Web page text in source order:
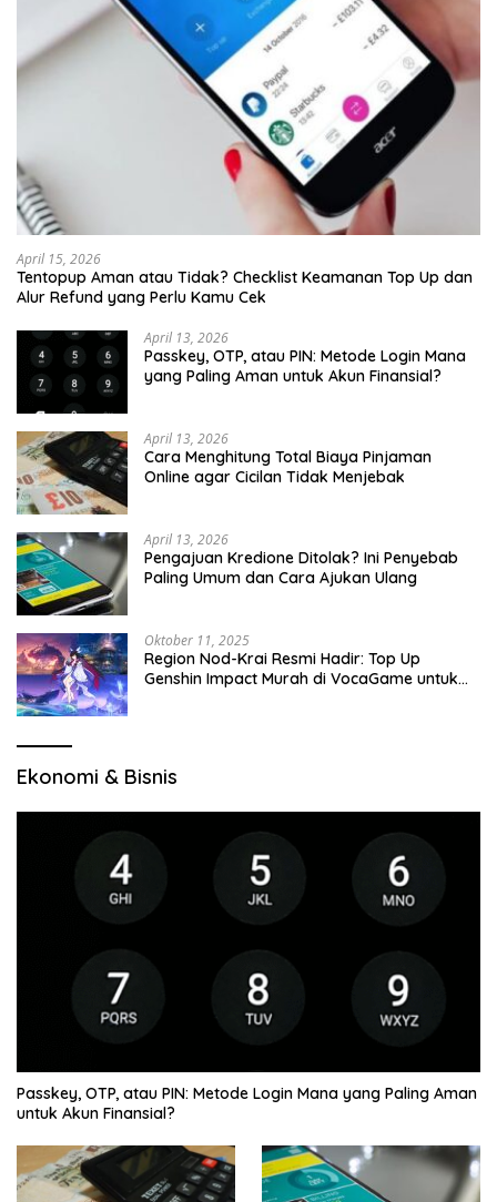
April 15, 2026
Tentopup Aman atau Tidak? Checklist Keamanan Top Up dan
Alur Refund yang Perlu Kamu Cek
April 13, 2026
Passkey, OTP, atau PIN: Metode Login Mana
yang Paling Aman untuk Akun Finansial?
April 13, 2026
Cara Menghitung Total Biaya Pinjaman
Online agar Cicilan Tidak Menjebak
April 13, 2026
Pengajuan Kredione Ditolak? Ini Penyebab
Paling Umum dan Cara Ajukan Ulang
Oktober 11, 2025
Region Nod-Krai Resmi Hadir: Top Up
Genshin Impact Murah di VocaGame untuk
Ekonomi & Bisnis
Passkey, OTP, atau PIN: Metode Login Mana yang Paling Aman
untuk Akun Finansial?